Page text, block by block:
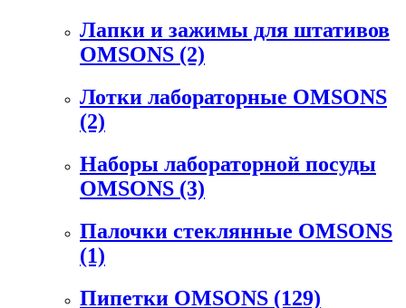
Лапки и зажимы для штативов
OMSONS (2)
Лотки лабораторные OMSONS
(2)
Наборы лабораторной посуды
OMSONS (3)
Палочки стеклянные OMSONS
(1)
Пипетки OMSONS (129)